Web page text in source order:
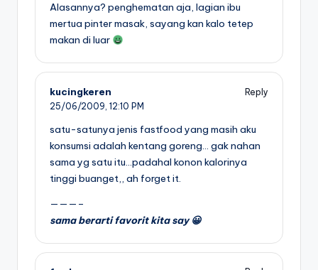
Alasannya? penghematan aja, lagian ibu
mertua pinter masak, sayang kan kalo tetep
makan di luar
kucingkeren
Reply
25/06/2009, 12:10 PM
satu-satunya jenis fastfood yang masih aku
konsumsi adalah kentang goreng… gak nahan
sama yg satu itu…padahal konon kalorinya
tinggi buanget,, ah forget it.
———–
sama berarti favorit kita say 😀